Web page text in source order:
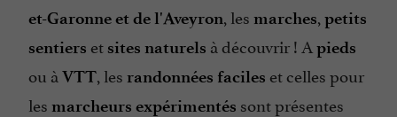
et-Garonne et de l'Aveyron, les marches, petits
sentiers et sites naturels à découvrir ! A pieds
ou à VTT, les randonnées faciles et celles pour
les marcheurs expérimentés sont présentes